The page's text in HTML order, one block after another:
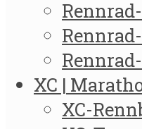
XC |
XC-